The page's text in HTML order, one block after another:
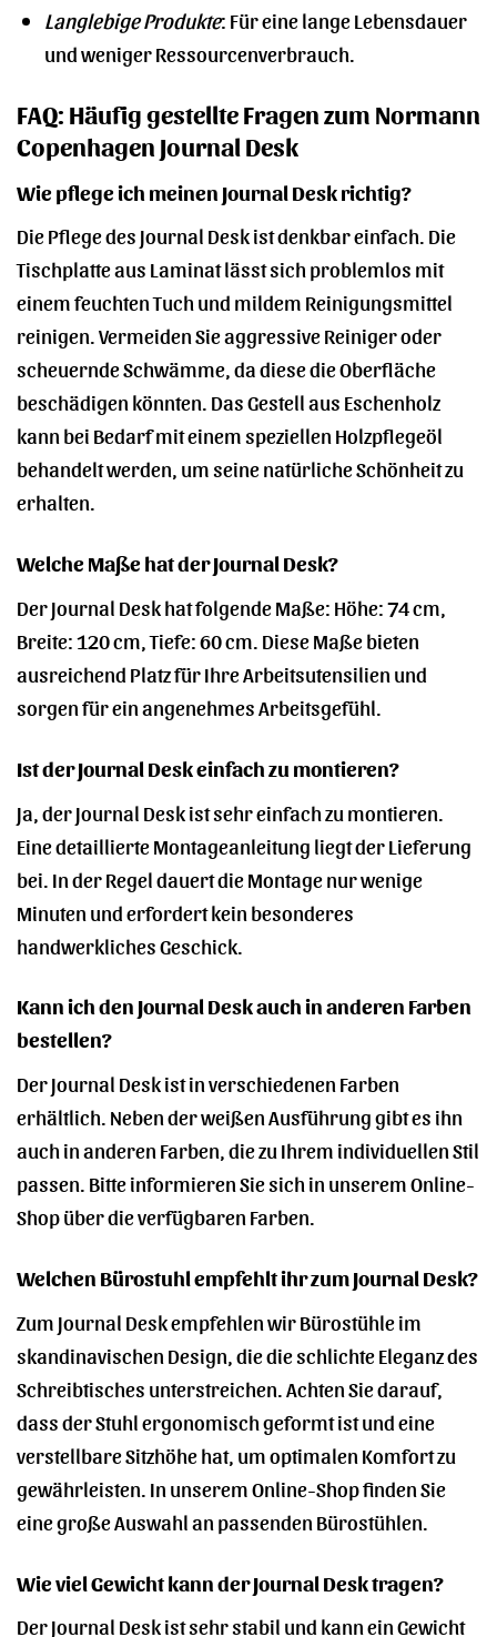
Langlebige Produkte: Für eine lange Lebensdauer
und weniger Ressourcenverbrauch.
FAQ: Häufig gestellte Fragen zum Normann
Copenhagen Journal Desk
Wie pflege ich meinen Journal Desk richtig?
Die Pflege des Journal Desk ist denkbar einfach. Die
Tischplatte aus Laminat lässt sich problemlos mit
einem feuchten Tuch und mildem Reinigungsmittel
reinigen. Vermeiden Sie aggressive Reiniger oder
scheuernde Schwämme, da diese die Oberfläche
beschädigen könnten. Das Gestell aus Eschenholz
kann bei Bedarf mit einem speziellen Holzpflegeöl
behandelt werden, um seine natürliche Schönheit zu
erhalten.
Welche Maße hat der Journal Desk?
Der Journal Desk hat folgende Maße: Höhe: 74 cm,
Breite: 120 cm, Tiefe: 60 cm. Diese Maße bieten
ausreichend Platz für Ihre Arbeitsutensilien und
sorgen für ein angenehmes Arbeitsgefühl.
Ist der Journal Desk einfach zu montieren?
Ja, der Journal Desk ist sehr einfach zu montieren.
Eine detaillierte Montageanleitung liegt der Lieferung
bei. In der Regel dauert die Montage nur wenige
Minuten und erfordert kein besonderes
handwerkliches Geschick.
Kann ich den Journal Desk auch in anderen Farben
bestellen?
Der Journal Desk ist in verschiedenen Farben
erhältlich. Neben der weißen Ausführung gibt es ihn
auch in anderen Farben, die zu Ihrem individuellen Stil
passen. Bitte informieren Sie sich in unserem Online-
Shop über die verfügbaren Farben.
Welchen Bürostuhl empfehlt ihr zum Journal Desk?
Zum Journal Desk empfehlen wir Bürostühle im
skandinavischen Design, die die schlichte Eleganz des
Schreibtisches unterstreichen. Achten Sie darauf,
dass der Stuhl ergonomisch geformt ist und eine
verstellbare Sitzhöhe hat, um optimalen Komfort zu
gewährleisten. In unserem Online-Shop finden Sie
eine große Auswahl an passenden Bürostühlen.
Wie viel Gewicht kann der Journal Desk tragen?
Der Journal Desk ist sehr stabil und kann ein Gewicht